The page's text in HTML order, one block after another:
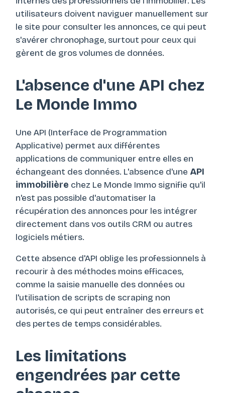
utilisateurs doivent naviguer manuellement sur
le site pour consulter les annonces, ce qui peut
s'avérer chronophage, surtout pour ceux qui
gèrent de gros volumes de données.
L'absence d'une API chez
Le Monde Immo
Une API (Interface de Programmation
Applicative) permet aux différentes
applications de communiquer entre elles en
échangeant des données. L'absence d'une API
immobilière chez Le Monde Immo signifie qu'il
n'est pas possible d'automatiser la
récupération des annonces pour les intégrer
directement dans vos outils CRM ou autres
logiciels métiers.
Cette absence d'API oblige les professionnels à
recourir à des méthodes moins efficaces,
comme la saisie manuelle des données ou
l'utilisation de scripts de scraping non
autorisés, ce qui peut entraîner des erreurs et
des pertes de temps considérables.
Les limitations
engendrées par cette